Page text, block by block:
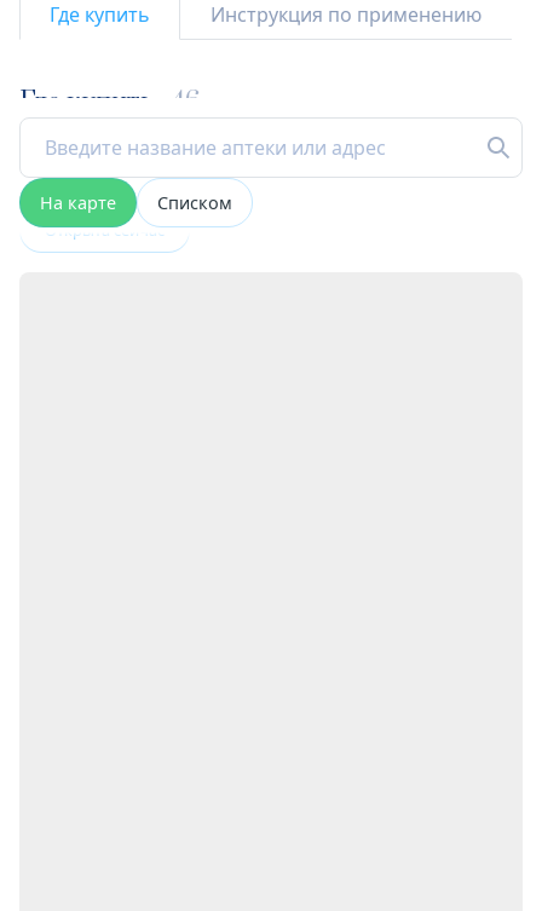
Где купить Инструкция по применению
Где купить 46
На карте Списком
Открыта сейчас